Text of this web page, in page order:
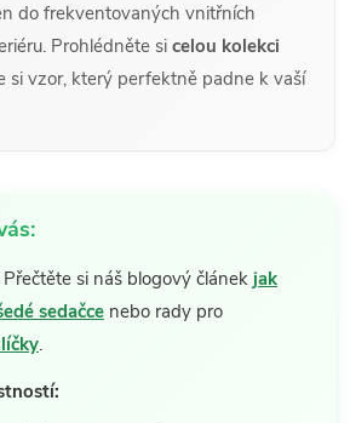
do frekventovaných vnitřních
Prohlédněte si celou kolekci
si vzor, který perfektně padne k vaší
Přečtěte si náš blogový článek jak
sedačce nebo rady pro
.